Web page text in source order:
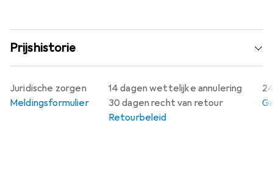
Prijshistorie
14 dagen wettelijke annulering
30 dagen recht van retour
Retourbeleid
Juridische zorgen
Meldingsformulier